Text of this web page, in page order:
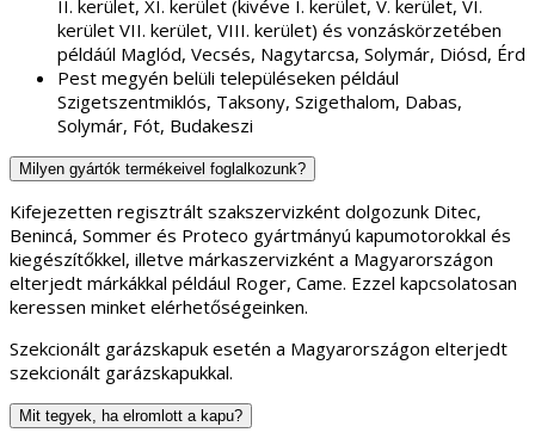
II. kerület, XI. kerület (kivéve I. kerület, V. kerület, VI.
kerület VII. kerület, VIII. kerület) és vonzáskörzetében
példáúl Maglód, Vecsés, Nagytarcsa, Solymár, Diósd, Érd
Pest megyén belüli településeken például
Szigetszentmiklós, Taksony, Szigethalom, Dabas,
Solymár, Fót, Budakeszi
Milyen gyártók termékeivel foglalkozunk?
Kifejezetten regisztrált szakszervizként dolgozunk Ditec,
Benincá, Sommer és Proteco gyártmányú kapumotorokkal és
kiegészítőkkel, illetve márkaszervizként a Magyarországon
elterjedt márkákkal például Roger, Came. Ezzel kapcsolatosan
keressen minket elérhetőségeinken.
Szekcionált garázskapuk esetén a Magyarországon elterjedt
szekcionált garázskapukkal.
Mit tegyek, ha elromlott a kapu?